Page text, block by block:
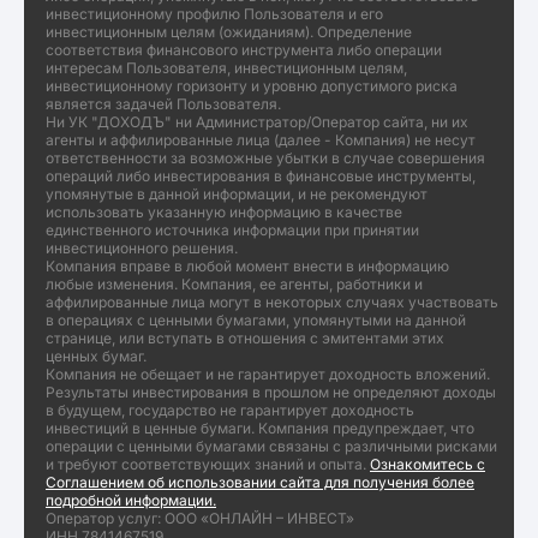
инвестиционному профилю Пользователя и его
инвестиционным целям (ожиданиям). Определение
соответствия финансового инструмента либо операции
интересам Пользователя, инвестиционным целям,
инвестиционному горизонту и уровню допустимого риска
является задачей Пользователя.
Ни УК "ДОХОДЪ" ни Администратор/Оператор сайта, ни их
агенты и аффилированные лица (далее - Компания) не несут
ответственности за возможные убытки в случае совершения
операций либо инвестирования в финансовые инструменты,
упомянутые в данной информации, и не рекомендуют
использовать указанную информацию в качестве
единственного источника информации при принятии
инвестиционного решения.
Компания вправе в любой момент внести в информацию
любые изменения. Компания, ее агенты, работники и
аффилированные лица могут в некоторых случаях участвовать
в операциях с ценными бумагами, упомянутыми на данной
странице, или вступать в отношения с эмитентами этих
ценных бумаг.
Компания не обещает и не гарантирует доходность вложений.
Результаты инвестирования в прошлом не определяют доходы
в будущем, государство не гарантирует доходность
инвестиций в ценные бумаги. Компания предупреждает, что
операции с ценными бумагами связаны с различными рисками
и требуют соответствующих знаний и опыта. Ознакомитесь с
Соглашением об использовании сайта для получения более
подробной информации.
Оператор услуг: ООО «ОНЛАЙН – ИНВЕСТ»